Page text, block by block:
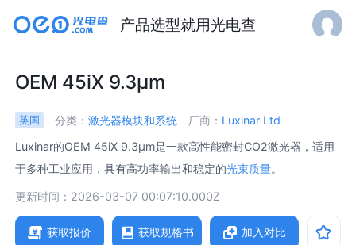
产品选型就用光电查
OEM 45iX 9.3µm
英国 分类： 激光器模块和系统 厂商： Luxinar Ltd
Luxinar的OEM 45iX 9.3μm是一款高性能密封CO2激光器，适用
于多种工业应用，具有高功率输出和稳定的光束质量。
更新时间：2026-03-07 00:07:10.000Z
获取报价 获取规格书 加入对比